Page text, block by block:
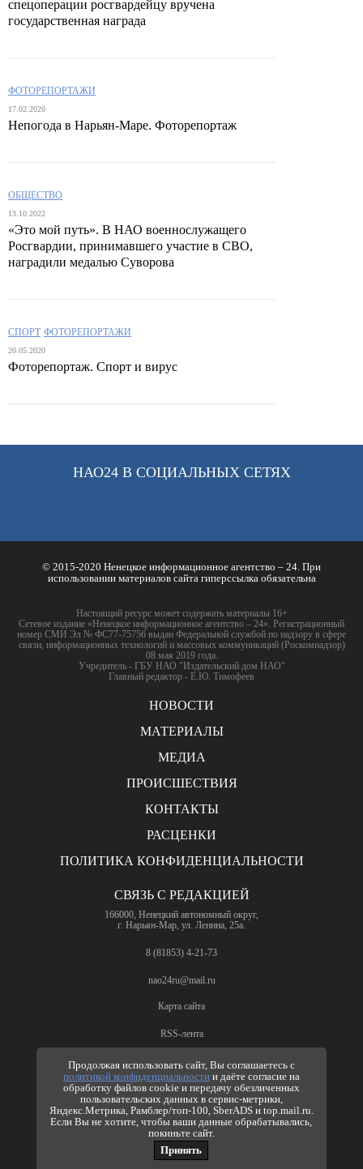
Продолжая использовать сайт, Вы соглашаетесь с
политикой конфиденциальностии даёте согласие на
обработку файлов cookie и передачу обезличенных
пользовательских данных в сервис-метрики,
Яндекс.Метрика, Рамблер/топ-100, SberADS и top.mail.ru.
Если Вы не хотите, чтобы ваши данные обрабатывались,
покиньте сайт.
Принять
спецоперации росгвардейцу вручена
государственная награда
ФОТОРЕПОРТАЖИ
17.02.2020
Непогода в Нарьян-Маре. Фоторепортаж
ОБЩЕСТВО
13.10.2022
«Это мой путь». В НАО военнослужащего
Росгвардии, принимавшего участие в СВО,
наградили медалью Суворова
СПОРТ ФОТОРЕПОРТАЖИ
20.05.2020
Фоторепортаж. Спорт и вирус
НАО24 В СОЦИАЛЬНЫХ СЕТЯХ
© 2015-2020 Ненецкое информационное агентство – 24. При
использовании материалов сайта гиперссылка обязательна
Настоящий ресурс может содержать материалы 16+
Сетевое издание «Ненецкое информационное агентство – 24». Регистрационный
номер СМИ Эл № ФС77-75756 выдан Федеральной службой по надзору в сфере
связи, информационных технологий и массовых коммуникаций (Роскомнадзор)
08 мая 2019 года.
Учредитель - ГБУ НАО "Издательский дом НАО"
Главный редактор - Е.Ю. Тимофеев
НОВОСТИ
МАТЕРИАЛЫ
МЕДИА
ПРОИСШЕСТВИЯ
КОНТАКТЫ
РАСЦЕНКИ
ПОЛИТИКА КОНФИДЕНЦИАЛЬНОСТИ
СВЯЗЬ С РЕДАКЦИЕЙ
166000, Ненецкий автономный округ,
г. Нарьян-Мар, ул. Ленина, 25а.
8 (81853) 4-21-73
nao24ru@mail.ru
Карта сайта
RSS-лента
ПО ВОПРОСАМ РЕКЛАМЫ
8 (81853) 4-63-61
nao24ru@mail.ru
info@nao24.ru